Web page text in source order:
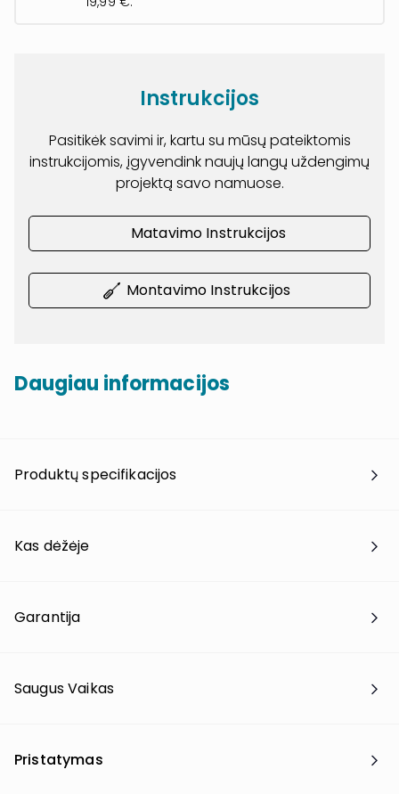
Instrukcijos
Pasitikėk savimi ir, kartu su mūsų pateiktomis
instrukcijomis, įgyvendink naujų langų uždengimų
projektą savo namuose.
Matavimo Instrukcijos
Montavimo Instrukcijos
Daugiau informacijos
Produktų specifikacijos
Kas dėžėje
Garantija
Saugus Vaikas
Pristatymas